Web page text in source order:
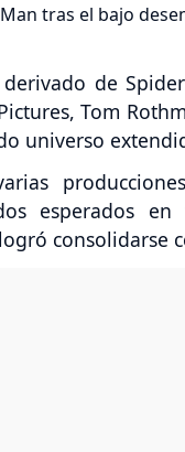
tras el bajo
de
Tom
universo
esperados
consolidarse